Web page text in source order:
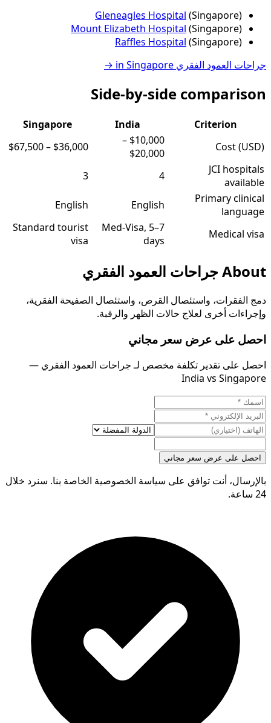
Gleneagles Hospital (Singapore)
Mount Elizabeth Hospital (Singapore)
Raffles Hospital (Singapore)
جراحات العمود الفقري Singapore
→
Side-by-side comparison
Criterion
India
Singapore
Cost (USD)
$10,000
–
$20,000
$36,000
–
$67,500
JCI hospitals
available
4
3
Primary clinical
language
English
English
Medical visa
Med-Visa, 5–7
days
Standard tourist
visa
About جراحات العمود الفقري
دمج الفقرات، واستئصال القرص، واستئصال الصفيحة الفقرية،
وإجراءات أخرى لعلاج حالات الظهر والرقبة.
احصل على عرض سعر مجاني
احصل على تقدير تكلفة مخصص لـ جراحات العمود الفقري —
India vs Singapore
احصل على عرض سعر مجاني
بالإرسال، أنت توافق على سياسة الخصوصية الخاصة بنا. سنرد خلال
24 ساعة.